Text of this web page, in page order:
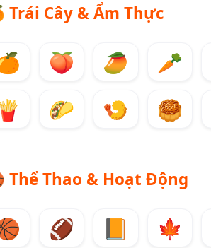
Trái Cây & Ẩm Thực
🍑 🥭 🥕
🌮 🍤 🥮
Thể Thao & Hoạt Động
🏈 📙 🍁